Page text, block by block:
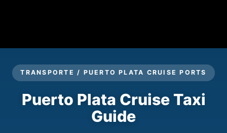
TRANSPORTE / PUERTO PLATA CRUISE PORTS
Puerto Plata Cruise Taxi
Guide